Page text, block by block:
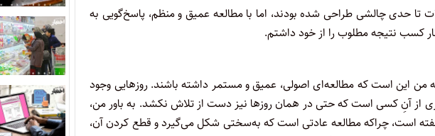
تا حدی چالشی طراحی شده بودند، اما با مطالعه عمیق و منظم، پاسخ‌گویی به
کسب نتیجه مطلوب را از خود داشتم.
من این است که مطالعه‌ای اصولی، عمیق و مستمر داشته باشند. روزهایی وجود
از آنِ کسی است که حتی در همان روزها نیز دست از تلاش نکشد. به باور من،
است، چراکه مطالعه عادتی است که به‌سختی شکل می‌گیرد و قطع کردن آن،